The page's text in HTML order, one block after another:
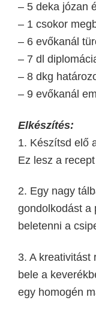
– 5 deka józan
– 1 csokor
– 6 evőkanál
– 7 dl
– 8 dkg
– 9 evőkanál
Elkészítés:
1. Készítsd elő
Ez lesz a
2. Egy nagy
gondolkodást a
beletenni a
3. A kreativitást
bele a
egy homogén